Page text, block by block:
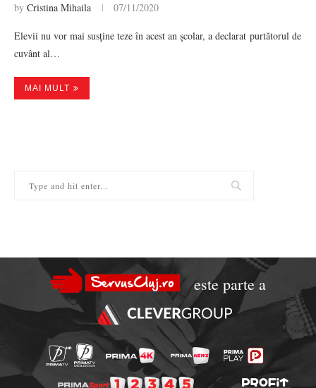
by Cristina Mihaila 07/11/2020
Elevii nu vor mai susţine teze în acest an şcolar, a declarat purtătorul de
cuvânt al…
MAI MULT
este parte a